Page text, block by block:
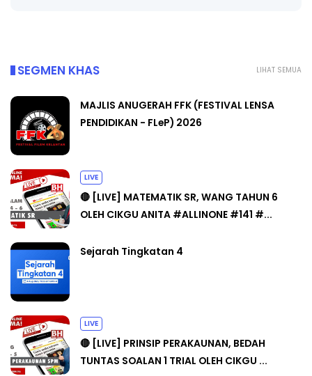
LIHAT SEMUA
SEGMEN KHAS
MAJLIS ANUGERAH FFK (FESTIVAL LENSA
PENDIDIKAN - FLeP) 2026
LIVE
🔴 [LIVE] MATEMATIK SR, WANG TAHUN 6
OLEH CIKGU ANITA #ALLINONE #141 #...
Sejarah Tingkatan 4
LIVE
🔴 [LIVE] PRINSIP PERAKAUNAN, BEDAH
TUNTAS SOALAN 1 TRIAL OLEH CIKGU ...